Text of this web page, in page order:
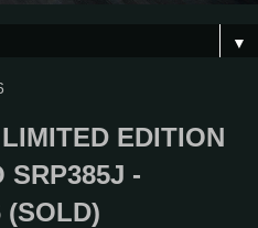
▼
EDITION
SRP385J -
(SOLD)